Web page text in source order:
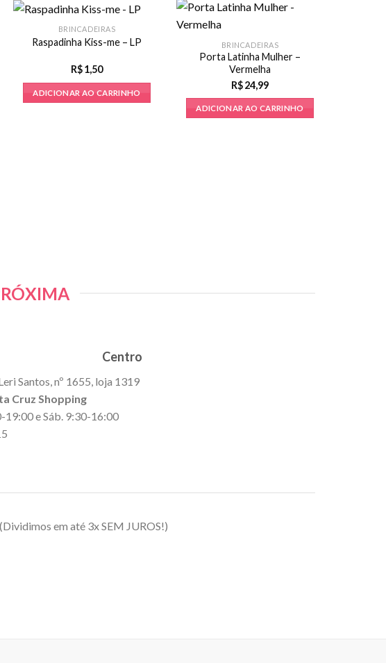
BRINCADEIRAS
Raspadinha Kiss-me – LP
R$ 1,50
ADICIONAR AO CARRINHO
BRINCADEIRAS
Porta Latinha Mulher –
Vermelha
R$ 24,99
ADICIONAR AO CARRINHO
Centro
Santos, nº 1655, loja 1319
Cruz Shopping
19:00 e Sáb. 9:30-16:00
(Dividimos em até 3x SEM JUROS!)